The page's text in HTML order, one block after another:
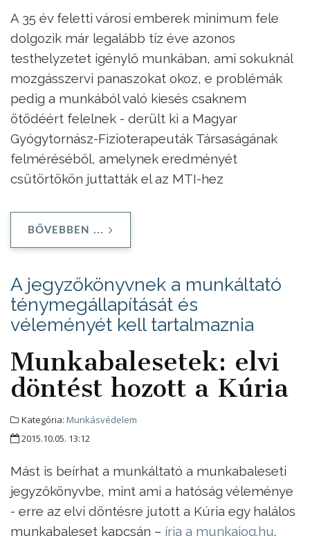
A 35 év feletti városi emberek minimum fele
dolgozik már legalább tíz éve azonos
testhelyzetet igénylő munkában, ami sokuknál
mozgásszervi panaszokat okoz, e problémák
pedig a munkából való kiesés csaknem
ötödéért felelnek - derült ki a Magyar
Gyógytornász-Fizioterapeuták Társaságának
felméréséből, amelynek eredményét
csütörtökön juttatták el az MTI-hez
BŐVEBBEN ...
A jegyzőkönyvnek a munkáltató
ténymegállapítását és
véleményét kell tartalmaznia
Munkabalesetek: elvi
döntést hozott a Kúria
Kategória: Munkásvédelem
2015.10.05. 13:12
Mást is beírhat a munkáltató a munkabaleseti
jegyzőkönyvbe, mint ami a hatóság véleménye
- erre az elvi döntésre jutott a Kúria egy halálos
munkabaleset kapcsán – írja a munkajog.hu.